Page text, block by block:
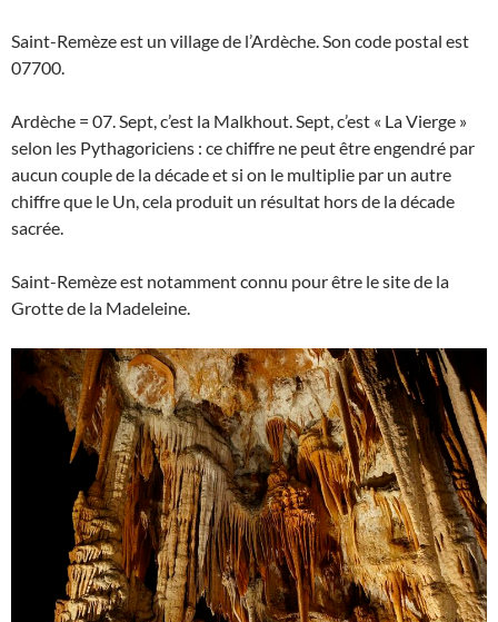
Saint-Remèze est un village de l’Ardèche. Son code postal est
07700.
Ardèche = 07. Sept, c’est la Malkhout. Sept, c’est « La Vierge »
selon les Pythagoriciens : ce chiffre ne peut être engendré par
aucun couple de la décade et si on le multiplie par un autre
chiffre que le Un, cela produit un résultat hors de la décade
sacrée.
Saint-Remèze est notamment connu pour être le site de la
Grotte de la Madeleine.